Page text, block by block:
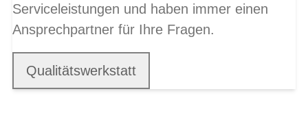
Serviceleistungen und haben immer einen
Ansprechpartner für Ihre Fragen.
Qualitätswerkstatt